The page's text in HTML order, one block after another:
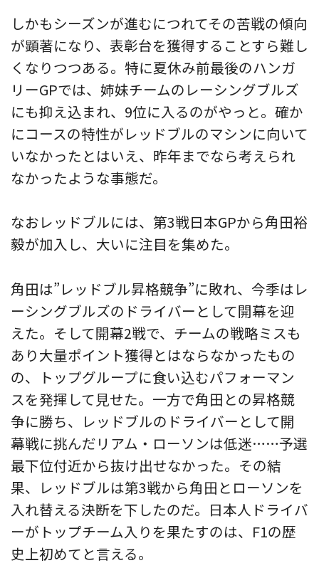
しかもシーズンが進むにつれてその苦戦の傾向
が顕著になり、表彰台を獲得することすら難し
くなりつつある。特に夏休み前最後のハンガ
リーGPでは、姉妹チームのレーシングブルズ
にも抑え込まれ、9位に入るのがやっと。確か
にコースの特性がレッドブルのマシンに向いて
いなかったとはいえ、昨年までなら考えられ
なかったような事態だ。
なおレッドブルには、第3戦日本GPから角田裕
毅が加入し、大いに注目を集めた。
角田は”レッドブル昇格競争”に敗れ、今季はレ
ーシングブルズのドライバーとして開幕を迎
えた。そして開幕2戦で、チームの戦略ミスも
あり大量ポイント獲得とはならなかったもの
の、トップグループに食い込むパフォーマン
スを発揮して見せた。一方で角田との昇格競
争に勝ち、レッドブルのドライバーとして開
幕戦に挑んだリアム・ローソンは低迷……予選
最下位付近から抜け出せなかった。その結
果、レッドブルは第3戦から角田とローソンを
入れ替える決断を下したのだ。日本人ドライバ
ーがトップチーム入りを果たすのは、F1の歴
史上初めてと言える。